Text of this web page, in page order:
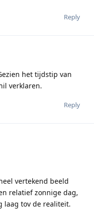
Reply
het tijdstip van
verklaren.
Reply
vertekend beeld
relatief zonnige dag,
laag tov de realiteit.